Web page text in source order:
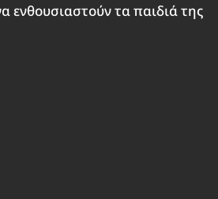
ενθουσιαστούν τα παιδιά της